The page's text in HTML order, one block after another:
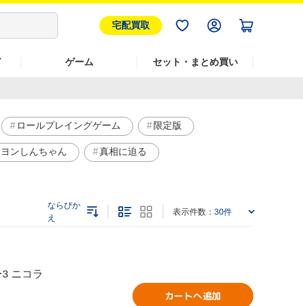
宅配買取
ゲーム セット・まとめ買い
ロールプレイングゲーム 限定版
ンしんちゃん 真相に迫る
ならびか
え
表示件数： 30件
ニコラ
カートへ追加